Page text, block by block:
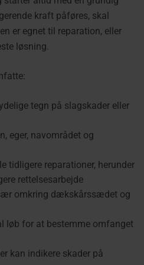
kraft påføres, skal
er egnet til reparation, eller
løsning.
tegn på slagskader eller
eger, navområdet og
tidligere reparationer, herunder
rettelsesarbejde
omkring dækskårssædet og
løb for at bestemme omfanget
kan indikere skader på